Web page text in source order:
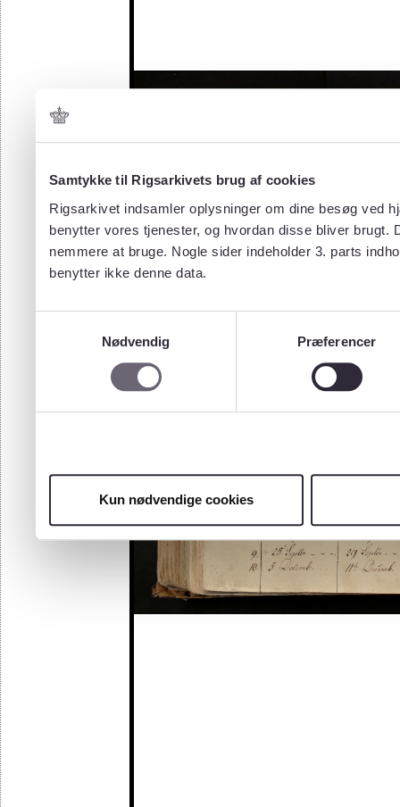
Samtykke til Rigsarkivets brug af cookies
Rigsarkivet indsamler oplysninger om dine besøg ved
benytter vores tjenester, og hvordan disse bliver
nemmere at bruge. Nogle sider indeholder 3. parts
benytter ikke denne data.
Nødvendig
Præferencer
Kun nødvendige cookies